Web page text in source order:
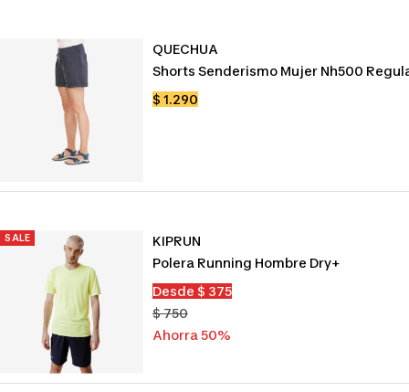
QUECHUA
Shorts Senderismo Mujer Nh500
Precio
$ 1.290
SALE
KIPRUN
Polera Running Hombre Dry+
Precio
de
venta
Desde $ 375
Precio
normal
$ 750
Ahorra 50%